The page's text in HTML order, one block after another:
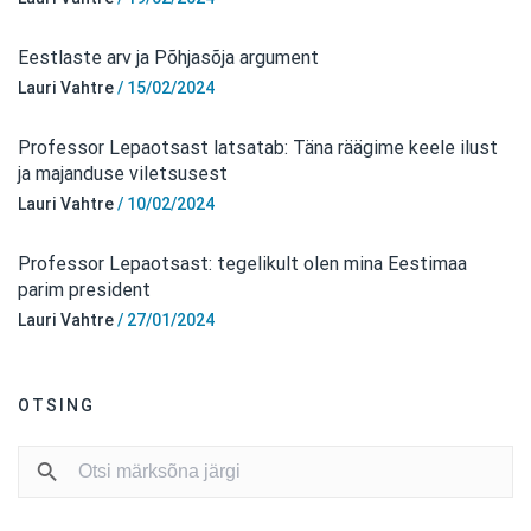
Eestlaste arv ja Põhjasõja argument
Lauri Vahtre/ 15/02/2024
Professor Lepaotsast latsatab: Täna räägime keele ilust
ja majanduse viletsusest
Lauri Vahtre/ 10/02/2024
Professor Lepaotsast: tegelikult olen mina Eestimaa
parim president
Lauri Vahtre/ 27/01/2024
OTSING